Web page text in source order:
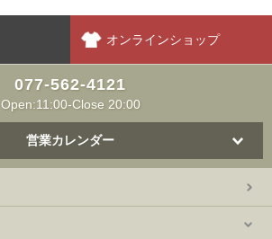
オンラインショップ
077-562-4121
Open:11:00-Close 20:00
営業カレンダー